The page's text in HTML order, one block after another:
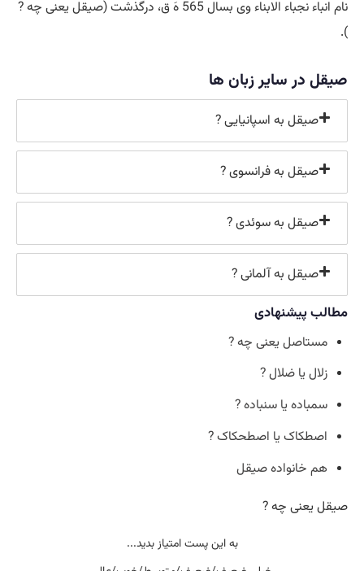
نام انباء نجباء الابناء وی بسال 565 هَ ق، درگذشت (صیقل یعنی چه ?
).
صیقل در سایر زبان ها
صیقل به اسپانیایی ?
صیقل به فرانسوی ?
صیقل به سوئدی ?
صیقل به آلمانی ?
مطالب پیشنهادی
مستاصل یعنی چه ?
زلال یا ضلال ?
سمباده یا سنباده ?
اصطکاک یا اصطحکاک ?
هم خانواده صیقل
صیقل یعنی چه ?
به این پست امتیاز بدید...